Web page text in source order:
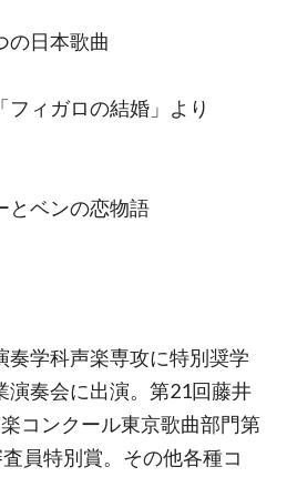
の日本歌曲
フィガロの結婚」より
ベンの恋物語
学科声楽専攻に特別奨学
演奏会に出演。第21回藤井
コンクール東京歌曲部門第
員特別賞。その他各種コ